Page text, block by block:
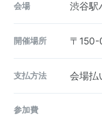
会場 渋谷駅
開催場所 〒
支払方法 会場払
参加費